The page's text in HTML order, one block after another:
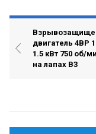
двигатель 4ВР
1.5 кВт 750 об/
на лапах В3